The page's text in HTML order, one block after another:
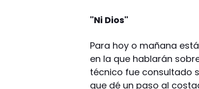
"Ni Dios"
Para hoy o mañana
en la que hablarán
técnico fue consultado
que dé un paso al